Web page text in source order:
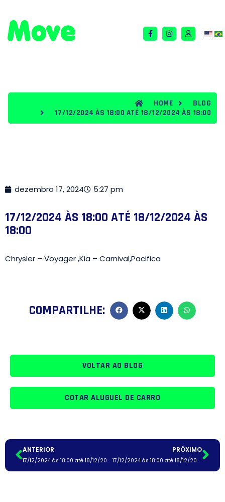
HOME
BLOG
17/12/2024 ÀS 18:00 ATÉ 18/12/2024 ÀS 18:00
dezembro 17, 2024 5:27 pm
17/12/2024 ÀS 18:00 ATÉ 18/12/2024 ÀS
18:00
Chrysler – Voyager ,Kia – Carnival,Pacifica
COMPARTILHE:
VOLTAR AO BLOG
COTAR ALUGUEL DE CARRO
ANTERIOR
17/12/2024 às 18:00 até 18/12/2024 às 18:00
PRÓXIMO
17/12/2024 às 18:00 até 18/12/2024 às 18:00